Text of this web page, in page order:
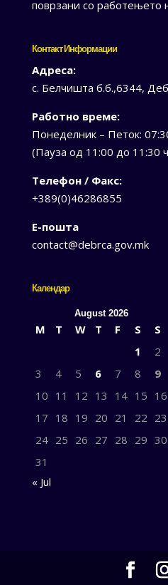
поврзани со работењето
Контакт Информации
Адреса:
с. Белчишта б.б.,6344,
Работно време:
Понеделник – Петок:
(Пауза од 11:00 до 11:30
Телефон / Факс:
+389(0)46286855
Е-пошта
contact@debrca.gov.mk
Календар
August 2026
M T W T F S
S
1
2
3
4 5 6 7 8
9
10 11 12 13 14 15 16
17 18 19 20 21 22 23
24 25 26 27 28 29 30
31
« Jul